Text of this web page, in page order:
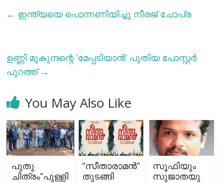
← ഇന്ത്യയെ പൊന്നണിയിച്ചു നീരജ് ചോപ്ര
ഉണ്ണി മുകുന്ദന്റെ ‘മേപ്പടിയാൻ’ പുതിയ പോസ്റ്റർ
പുറത്ത്→
You May Also Like
പുതു
ചിത്രം”പുള്ളി
“സീതാരാമൻ”
തുടങ്ങി
സൂഫിയും
സുജാതയു